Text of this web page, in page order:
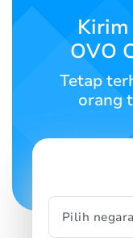
Hubungi
Kami
Bahasa Indonesia
SIGN IN
OVO
Tetap
orang